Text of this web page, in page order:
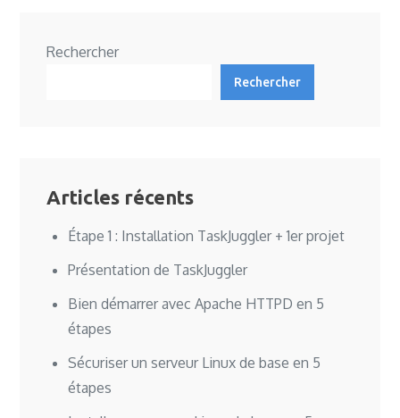
articles
Rechercher
Rechercher
Articles récents
Étape 1 : Installation TaskJuggler + 1er projet
Présentation de TaskJuggler
Bien démarrer avec Apache HTTPD en 5
étapes
Sécuriser un serveur Linux de base en 5
étapes